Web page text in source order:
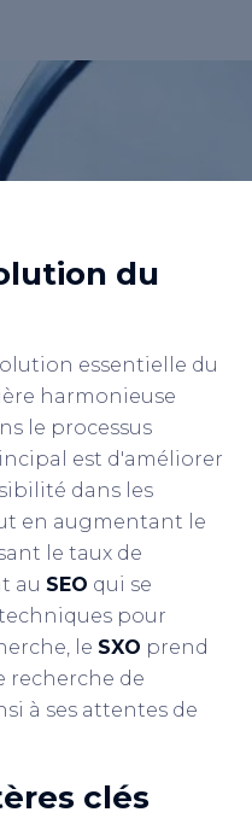
du
essentielle du
harmonieuse
le processus
est d'améliorer
dans les
en augmentant le
le taux de
au SEO qui se
pour
le SXO prend
recherche de
à ses attentes de
clés